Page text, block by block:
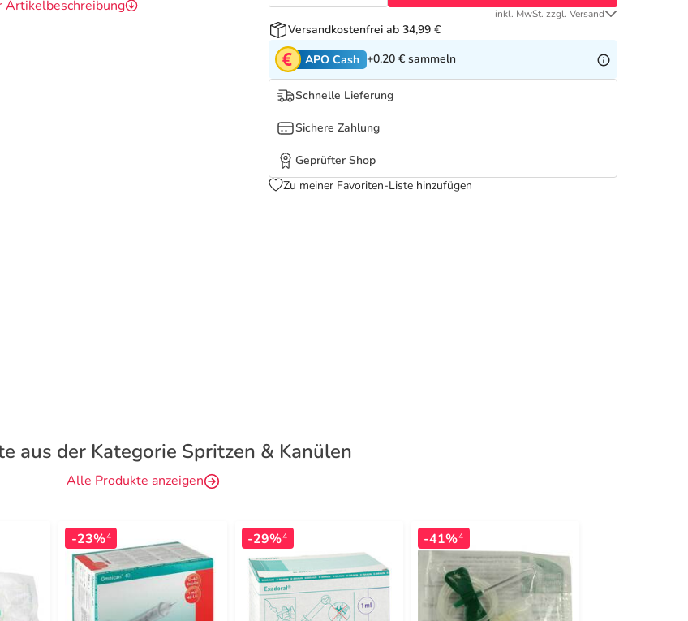
Artikelbeschreibung inkl. MwSt. zzgl. Versand
Versandkostenfrei ab 34,99 €
APO Cash +0,20 € sammeln
Schnelle Lieferung
Sichere Zahlung
Geprüfter Shop
Zu meiner Favoriten-Liste hinzufügen
aus der Kategorie Spritzen & Kanülen
Alle Produkte anzeigen
-23%4 -29%4 -41%4